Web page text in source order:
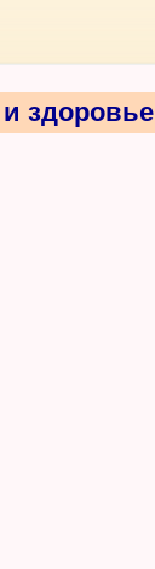
и здоровье